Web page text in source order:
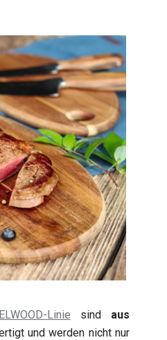
Linie sind aus
und werden nicht nur